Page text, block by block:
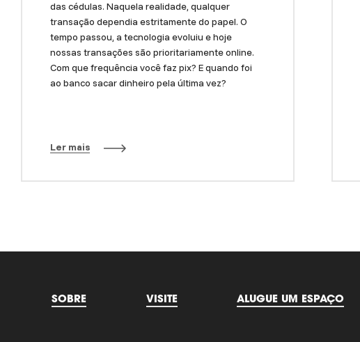
das cédulas. Naquela realidade, qualquer
transação dependia estritamente do papel. O
tempo passou, a tecnologia evoluiu e hoje
nossas transações são prioritariamente online.
Com que frequência você faz pix? E quando foi
ao banco sacar dinheiro pela última vez?
Ler mais
SOBRE VISITE ALUGUE UM ESPAÇO